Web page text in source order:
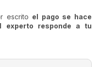
escrito el pago se hace
experto responde a tu